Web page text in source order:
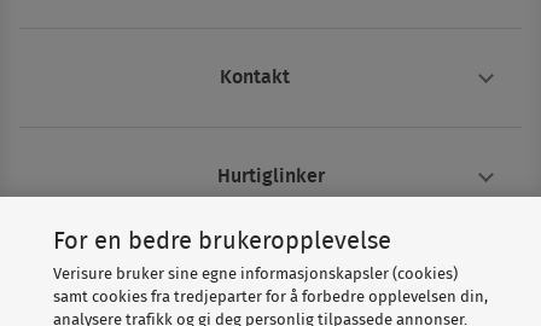
Kontakt
Hurtiglinker
Om Verisure
For en bedre brukeropplevelse
Verisure bruker sine egne informasjonskapsler (cookies)
samt cookies fra tredjeparter for å forbedre opplevelsen din,
analysere trafikk og gi deg personlig tilpassede annonser.